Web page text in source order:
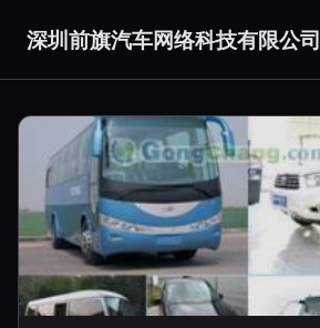
深圳前旗汽车网络科技有限公司